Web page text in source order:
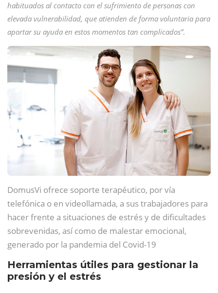
habituados al contacto con el sufrimiento de personas con
elevada vulnerabilidad, que atienden de forma voluntaria para
aportar su ayuda en estos momentos tan complicados”.
DomusVi ofrece soporte terapéutico, por vía
telefónica o en videollamada, a sus trabajadores para
hacer frente a situaciones de estrés y de dificultades
sobrevenidas, así como de malestar emocional,
generado por la pandemia del Covid-19
Herramientas útiles para gestionar la
presión y el estrés